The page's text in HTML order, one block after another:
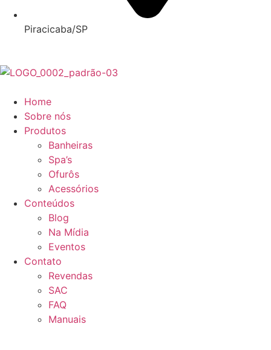
Piracicaba/SP
Home
Sobre nós
Produtos
Banheiras
Spa’s
Ofurôs
Acessórios
Conteúdos
Blog
Na Mídia
Eventos
Contato
Revendas
SAC
FAQ
Manuais